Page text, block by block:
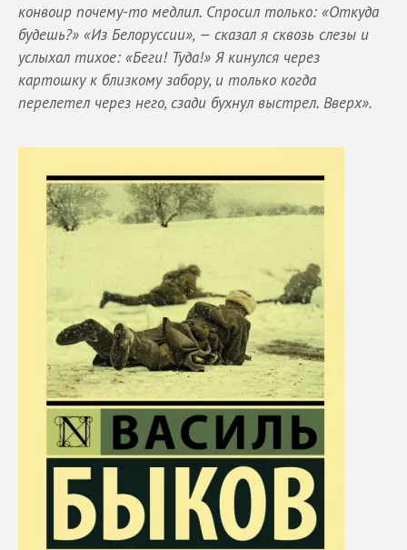
конвоир почему-то медлил. Спросил только: «Откуда
будешь?» «Из Белоруссии», — сказал я сквозь слезы и
услыхал тихое: «Беги! Туда!» Я кинулся через
картошку к близкому забору, и только когда
перелетел через него, сзади бухнул выстрел. Вверх».